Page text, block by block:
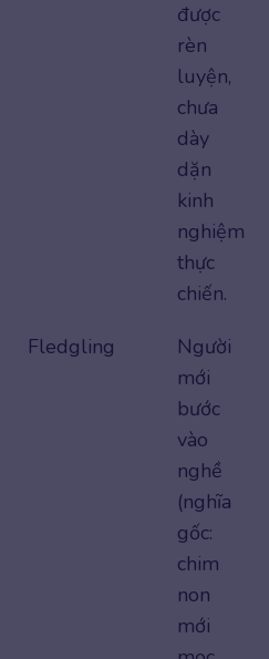
được
rèn
luyện,
chưa
dày
dặn
kinh
nghiệm
thực
chiến.
Fledgling
Người
mới
bước
vào
nghề
(nghĩa
gốc:
chim
non
mới